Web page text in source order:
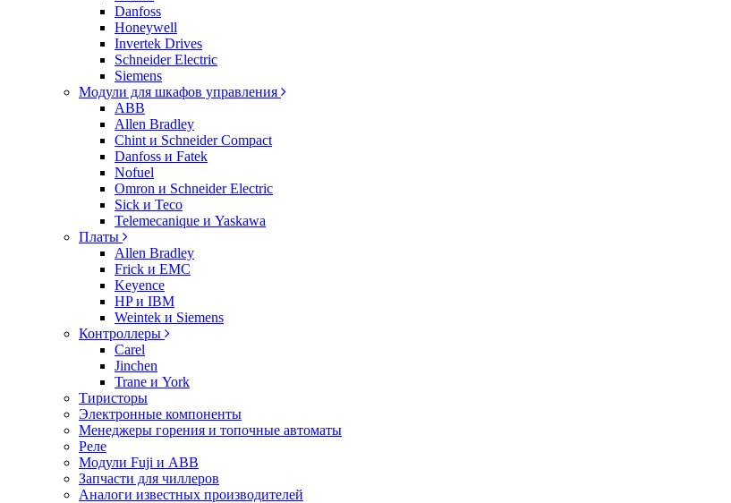
Danfoss
Honeywell
Invertek Drives
Schneider Electric
Siemens
Модули для шкафов управления
ABB
Allen Bradley
Chint и Schneider Compact
Danfoss и Fatek
Nofuel
Omron и Schneider Electric
Sick и Teco
Telemecanique и Yaskawa
Платы
Allen Bradley
Frick и EMC
Keyence
HP и IBM
Weintek и Siemens
Контроллеры
Carel
Jinchen
Trane и York
Тиристоры
Электронные компоненты
Менеджеры горения и топочные автоматы
Реле
Модули Fuji и ABB
Запчасти для чиллеров
Аналоги известных производителей